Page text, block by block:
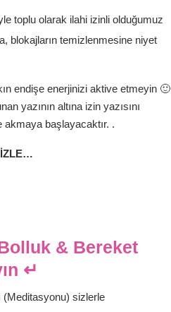
toplu olarak ilahi izinli olduğumuz
blokajların temizlenmesine niyet
endişe enerjinizi aktive etmeyin 🙂
yazının altına izin yazısını
akmaya başlayacaktır. .
& Bereket
↵
(Meditasyonu) sizlerle